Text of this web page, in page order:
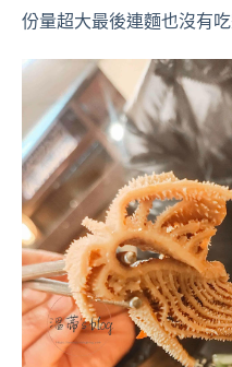
份量超大最後連麵也沒有